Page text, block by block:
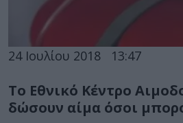
24 Ιουλίου 2018 13:47
Το Εθνικό Κέντρο
δώσουν αίμα όσοι